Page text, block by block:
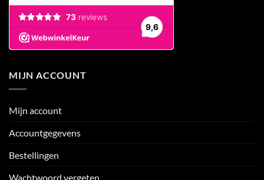
MIJN ACCOUNT
Mijn account
Accountgegevens
Bestellingen
Wachtwoord vergeten